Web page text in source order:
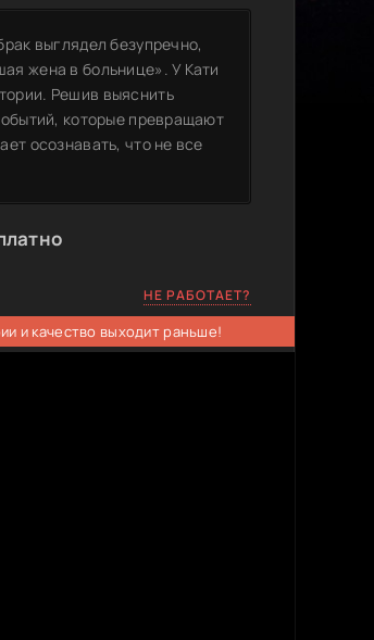
выглядел безупречно,
жена в больнице». У Кати
Решив выяснить
которые превращают
осознавать, что не все
НЕ РАБОТАЕТ?
и качество выходит раньше!